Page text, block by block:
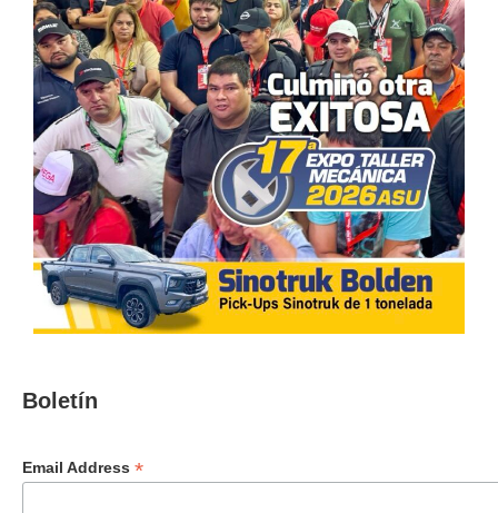
Boletín
Email Address *